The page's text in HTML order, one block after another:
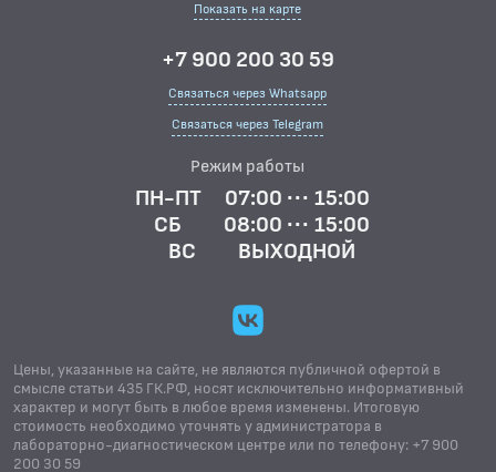
Показать на карте
+7 900 200 30 59
Связаться через Whatsapp
Связаться через Telegram
Режим работы
ПН-ПТ
07:00 ··· 15:00
СБ
08:00 ··· 15:00
ВС
ВЫХОДНОЙ
Цены, указанные на сайте, не являются публичной офертой в
смысле статьи 435 ГК.РФ, носят исключительно информативный
характер и могут быть в любое время изменены. Итоговую
стоимость необходимо уточнять у администратора в
лабораторно-диагностическом центре или по телефону: +7 900
200 30 59